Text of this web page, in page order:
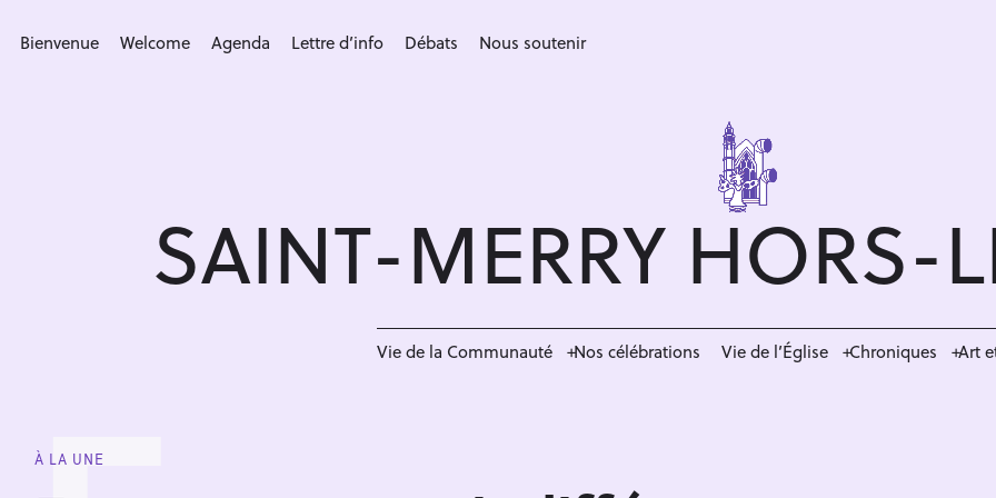
Bienvenue Welcome Agenda Lettre d’info Débats Nous soutenir
SAINT-MERRY HORS-
Vie de la Communauté Nos célébrations Vie de l’Église Chroniques Art
À LA UNE